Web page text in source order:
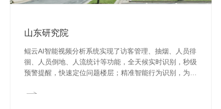
山东研究院
鲲云AI智能视频分析系统实现了访客管理、抽烟、人员徘
徊、人员倒地、人流统计等功能，全天候实时识别，秒级
预警提醒，快速定位问题楼层；精准智能行为识别，为智
和管理效能。